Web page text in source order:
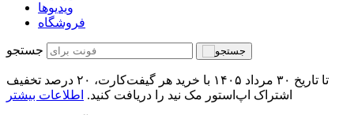
ویدیو‌ها
فروشگاه
جستجو
تا تاریخ ۳۰ مرداد ۱۴۰۵ با خرید هر گیفت‌کارت، ۲۰ درصد تخفیف
اشتراک اپ‌استور مک نید را دریافت کنید. اطلاعات بیشتر